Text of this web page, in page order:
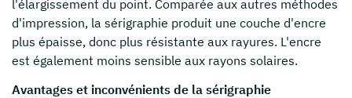
l'élargissement du point. Comparée aux autres méthodes
d'impression, la sérigraphie produit une couche d'encre
plus épaisse, donc plus résistante aux rayures. L'encre
est également moins sensible aux rayons solaires.
Avantages et inconvénients de la sérigraphie